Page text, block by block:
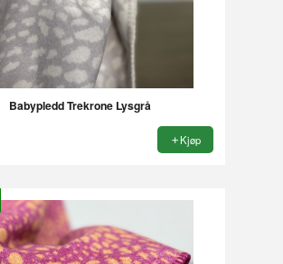
Babypledd Trekrone Lysgrå
Kjøp